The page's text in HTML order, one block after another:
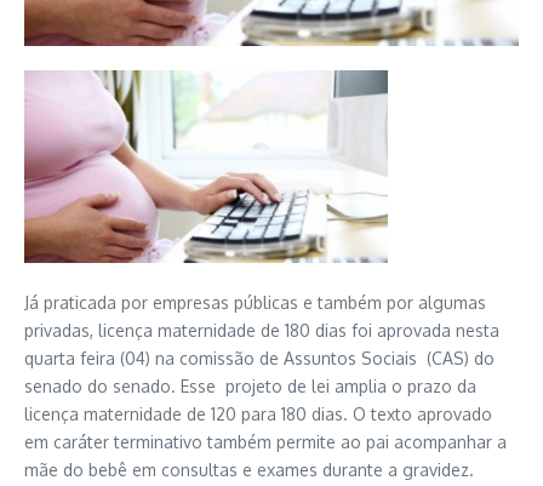
Já praticada por empresas públicas e também por algumas
privadas, licença maternidade de 180 dias foi aprovada nesta
quarta feira (04) na comissão de Assuntos Sociais (CAS) do
senado do senado. Esse projeto de lei amplia o prazo da
licença maternidade de 120 para 180 dias. O texto aprovado
em caráter terminativo também permite ao pai acompanhar a
mãe do bebê em consultas e exames durante a gravidez.